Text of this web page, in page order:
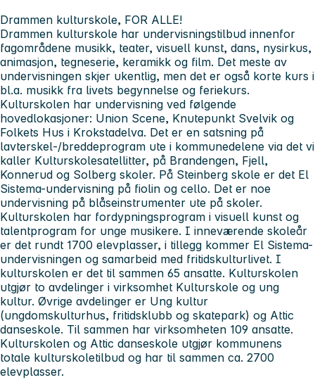
Drammen kulturskole, FOR ALLE!
Drammen kulturskole har undervisningstilbud innenfor
fagområdene musikk, teater, visuell kunst, dans, nysirkus,
animasjon, tegneserie, keramikk og film. Det meste av
undervisningen skjer ukentlig, men det er også korte kurs i
bl.a. musikk fra livets begynnelse og feriekurs.
Kulturskolen har undervisning ved følgende
hovedlokasjoner: Union Scene, Knutepunkt Svelvik og
Folkets Hus i Krokstadelva. Det er en satsning på
lavterskel-/breddeprogram ute i kommunedelene via det vi
kaller Kulturskolesatellitter, på Brandengen, Fjell,
Konnerud og Solberg skoler. På Steinberg skole er det El
Sistema-undervisning på fiolin og cello. Det er noe
undervisning på blåseinstrumenter ute på skoler.
Kulturskolen har fordypningsprogram i visuell kunst og
talentprogram for unge musikere. I inneværende skoleår
er det rundt 1700 elevplasser, i tillegg kommer El Sistema-
undervisningen og samarbeid med fritidskulturlivet. I
kulturskolen er det til sammen 65 ansatte. Kulturskolen
utgjør to avdelinger i virksomhet Kulturskole og ung
kultur. Øvrige avdelinger er Ung kultur
(ungdomskulturhus, fritidsklubb og skatepark) og Attic
danseskole. Til sammen har virksomheten 109 ansatte.
Kulturskolen og Attic danseskole utgjør kommunens
totale kulturskoletilbud og har til sammen ca. 2700
elevplasser.